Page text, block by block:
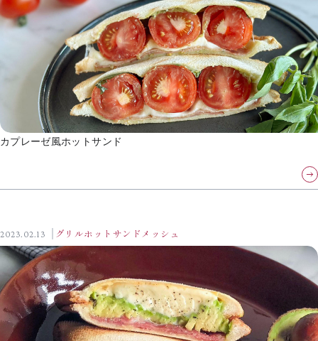
カプレーゼ風ホットサンド
2023.02.13 グリルホットサンドメッシュ